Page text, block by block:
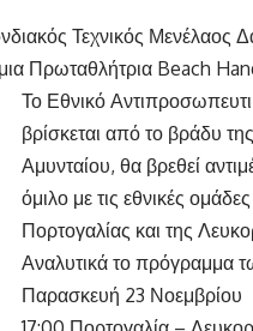
Τεχνικός Μενέλαος
Πρωταθλήτρια Beach
Το Εθνικό
βρίσκεται από το βράδυ
Αμυνταίου, θα βρεθεί
όμιλο με τις εθνικές
Πορτογαλίας και της
Αναλυτικά το πρόγραμμα
Παρασκευή 23 Νοεμβρίου